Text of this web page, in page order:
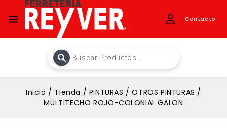
Contacto
Inicio / Tienda / PINTURAS / OTROS PINTURAS /
MULTITECHO ROJO-COLONIAL GALON